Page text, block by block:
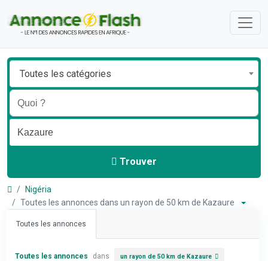
Toutes les catégories
Trouver
Nigéria
Toutes les annonces dans un rayon de 50 km de Kazaure
Toutes les annonces
Toutes les annonces dans un rayon de 50 km de Kazaure